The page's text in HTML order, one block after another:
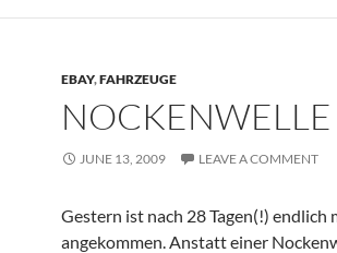
EBAY,FAHRZEUGE
NOCKENWELLE
JUNE 13, 2009 LEAVE A COMMENT
Gestern ist nach 28 Tagen(!) endlich
angekommen. Anstatt einer